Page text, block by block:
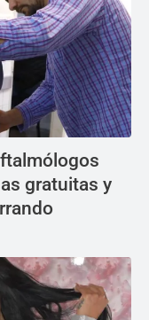
gratuitas y